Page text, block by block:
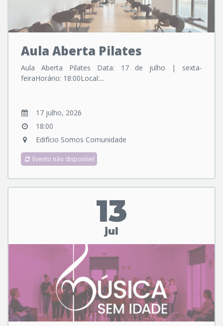
Aula Aberta Pilates
Aula Aberta Pilates Data: 17 de julho | sexta-
feiraHorário: 18:00Local:...
17 julho, 2026
18:00
Edifício Somos Comunidade
Evento não disponível
13
jul